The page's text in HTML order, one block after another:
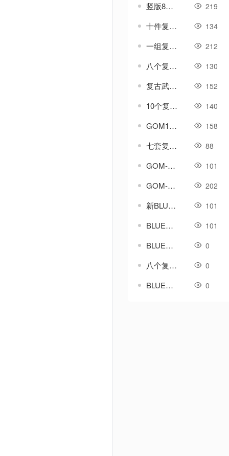
竖版8X8复古小背包界面素材 219
十件复古类玉佩勋章类素材 134
一组复古NPC素材 212
八个复古精美首饰特效框体素材 130
复古武器可进阶版武器素材 152
10个复古传奇盾牌素材-内外观齐全 140
GOM1108高清定制盛大复古UI时装称号连击UI 158
七套复古首饰特效素材 88
GOM-GEE-LF通用天下第一脚本-比等级-比属性 101
GOM-GEE-LF引擎-翻牌奖励模板例子脚本 202
新BLUE引擎_新挂机脚本 101
BLUE引擎-挂机循环-自动巡航-自动回血脚本 101
BLUE引擎安全区城市传送NPC美化脚本-带素材 0
八个复古类盾牌素材-无外观 0
BLUE引擎-复古聚灵珠买卖脚本带对话框素材 0